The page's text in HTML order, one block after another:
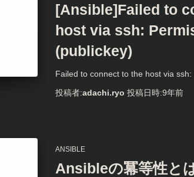
[Ansible]Failed to
host via ssh:
(publickey)
Failed to connect to the host via ssh:
投稿者:adachi.ryo 投稿日時:9年前
ANSIBLE
Ansibleの冪等性と